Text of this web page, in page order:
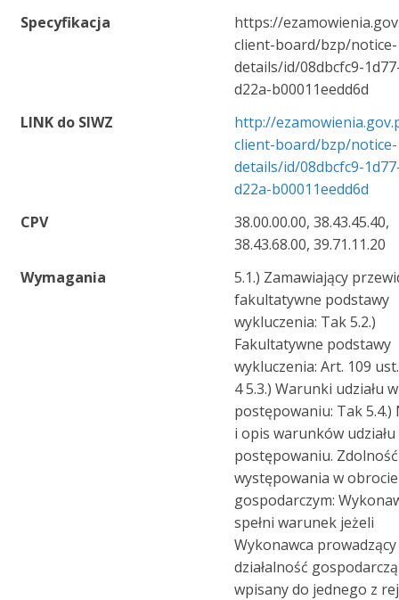
Specyfikacja
https://
client-board/bzp/notice-
details/id/08dbcfc9-
d22a-b00011eedd6d
LINK do SIWZ
http://
client-board/bzp/notice-
details/id/08dbcfc9-
d22a-b00011eedd6d
CPV
38.00.00.00, 38.43.45.40,
38.43.68.00, 39.71.11.20
Wymagania
5.1.) Zamawiający
fakultatywne podstawy
wykluczenia: Tak 5.2.)
Fakultatywne podstawy
wykluczenia: Art. 109
4 5.3.) Warunki udziału w
postępowaniu: Tak 5.4.)
i opis warunków udziału
postępowaniu.
występowania w obrocie
gospodarczym:
spełni warunek jeżeli
Wykonawca prowadzący
działalność
wpisany do jednego z